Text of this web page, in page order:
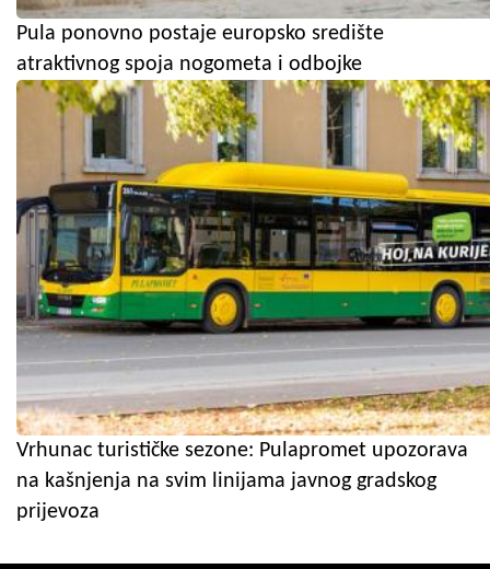
Pula ponovno postaje europsko središte
atraktivnog spoja nogometa i odbojke
Vrhunac turističke sezone: Pulapromet upozorava
na kašnjenja na svim linijama javnog gradskog
prijevoza